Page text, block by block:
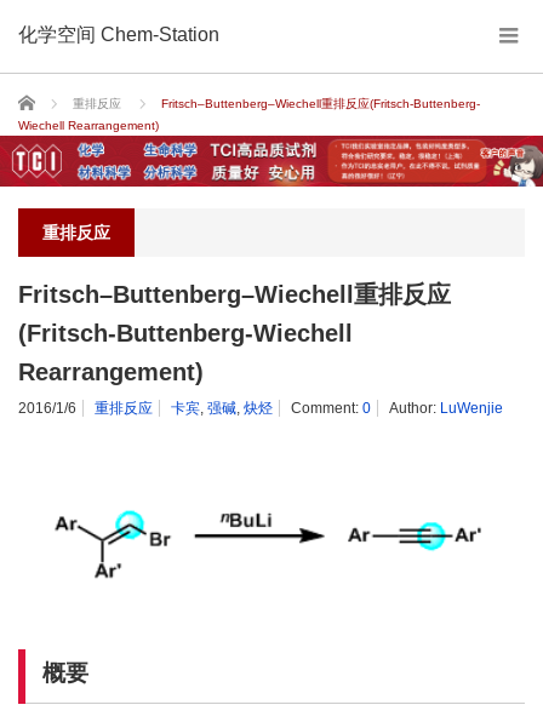
化学空间 Chem-Station
Home 重排反应
Fritsch–Buttenberg–Wiechell重排反应(Fritsch-Buttenberg-
Wiechell Rearrangement)
重排反应
Fritsch–Buttenberg–Wiechell重排反应
(Fritsch-Buttenberg-Wiechell
Rearrangement)
2016/1/6 重排反应 卡宾 强碱 炔烃 Comment: 0 Author: LuWenjie
概要